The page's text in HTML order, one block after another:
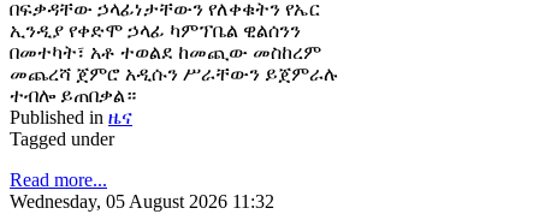
በፍቃዳቸው ኃላፊነታቸውን የለቀቁትን የኤር
ኢንዲያ የቀድሞ ኃላፊ ካምፕቤል ዊልሰንን
በመተካት፣ አቶ ተወልደ ከመጪው መስከረም
መጨረሻ ጀምሮ አዲሱን ሥራቸውን ይጀምራሉ
ተብሎ ይጠበቃል።
Published in ዜና
Tagged under
Read more...
Wednesday, 05 August 2026 11:32